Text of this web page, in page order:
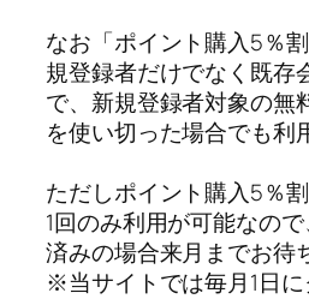
なお「ポイント購入5％
規登録者だけでなく既存
で、新規登録者対象の無
を使い切った場合でも利
ただしポイント購入5％
1回のみ利用が可能なの
済みの場合来月までお待
※当サイトでは毎月1日